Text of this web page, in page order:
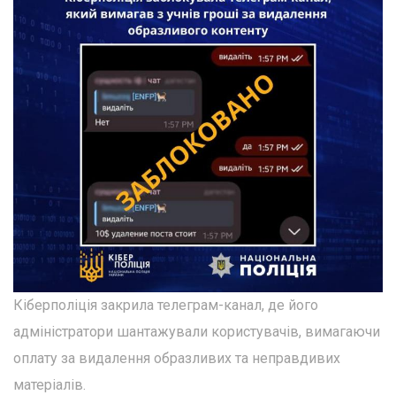
Кіберполіція закрила телеграм-канал, де його
адміністратори шантажували користувачів, вимагаючи
оплату за видалення образливих та неправдивих
матеріалів.